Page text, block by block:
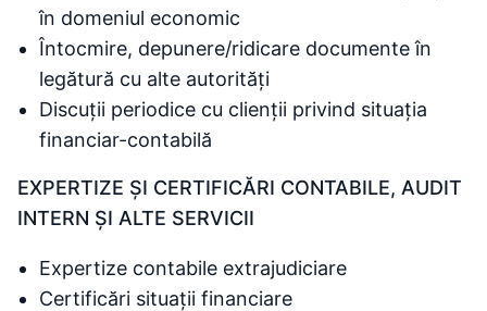
în domeniul economic
Întocmire, depunere/ridicare documente în
legătură cu alte autorități
Discuții periodice cu clienții privind situația
financiar-contabilă
EXPERTIZE ȘI CERTIFICĂRI CONTABILE, AUDIT
INTERN ȘI ALTE SERVICII
Expertize contabile extrajudiciare
Certificări situații financiare